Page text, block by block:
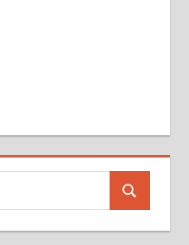
Search